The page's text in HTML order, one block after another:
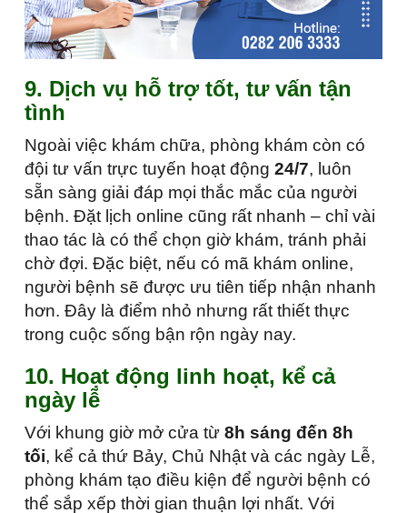
9. Dịch vụ hỗ trợ tốt, tư vấn tận
tình
Ngoài việc khám chữa, phòng khám còn có
đội tư vấn trực tuyến hoạt động 24/7, luôn
sẵn sàng giải đáp mọi thắc mắc của người
bệnh. Đặt lịch online cũng rất nhanh – chỉ vài
thao tác là có thể chọn giờ khám, tránh phải
chờ đợi. Đặc biệt, nếu có mã khám online,
người bệnh sẽ được ưu tiên tiếp nhận nhanh
hơn. Đây là điểm nhỏ nhưng rất thiết thực
trong cuộc sống bận rộn ngày nay.
10. Hoạt động linh hoạt, kể cả
ngày lễ
Với khung giờ mở cửa từ 8h sáng đến 8h
tối, kể cả thứ Bảy, Chủ Nhật và các ngày Lễ,
phòng khám tạo điều kiện để người bệnh có
thể sắp xếp thời gian thuận lợi nhất. Với